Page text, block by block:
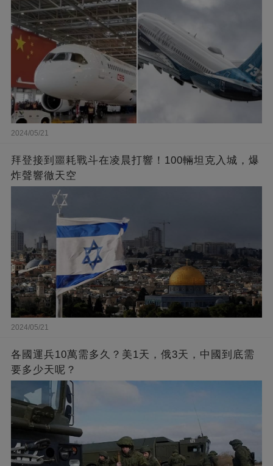
2024/05/21
拜登接到噩耗戰斗在凌晨打響！100輛坦克入城，爆
炸聲響徹天空
2024/05/21
各國運兵10萬需多久？美1天，俄3天，中國到底需
要多少天呢？